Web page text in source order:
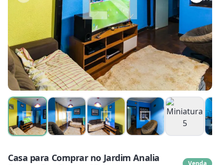
Casa para Comprar no Jardim Analia
Venda